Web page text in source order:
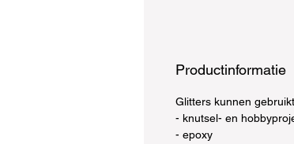
Productinformatie
Glitters kunnen
- knutsel- en
- epoxy